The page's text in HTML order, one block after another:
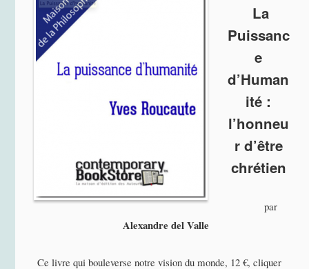
La
Puissanc
e
d’Human
ité :
l’honneu
r d’être
chrétien
par
Alexandre del Valle
Ce livre qui bouleverse notre vision du monde, 12 €, cliquer